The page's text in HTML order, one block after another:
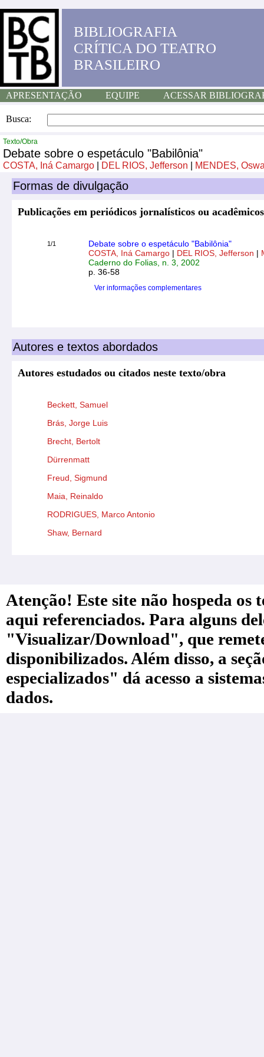
BIBLIOGRAFIA
CRÍTICA DO TEATRO
BRASILEIRO
APRESENTAÇÃO EQUIPE ACESSAR
Busca:
Texto/Obra
Debate sobre o espetáculo "Babilônia"
COSTA, Iná Camargo DEL RIOS, Jefferson MENDES,
Formas de divulgação
Publicações em periódicos jornalísticos ou acadêmicos
1/1
Debate sobre o espetáculo "Babilônia"
COSTA, Iná Camargo | DEL RIOS, Jefferson |
Caderno do Folias, n. 3, 2002
p. 36-58
Ver informações complementares
Autores e textos abordados
Autores estudados ou citados neste texto/obra
Beckett, Samuel
Brás, Jorge Luis
Brecht, Bertolt
Dürrenmatt
Freud, Sigmund
Maia, Reinaldo
RODRIGUES, Marco Antonio
Shaw, Bernard
Atenção! Este site não hospeda
aqui referenciados. Para alguns
"Visualizar/Download", que
disponibilizados. Além disso, a
especializados" dá acesso a
dados.